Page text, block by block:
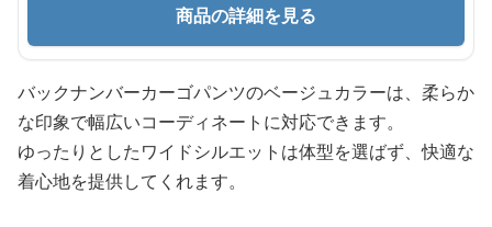
商品の詳細を見る
バックナンバーカーゴパンツのベージュカラーは、柔らか
な印象で幅広いコーディネートに対応できます。
ゆったりとしたワイドシルエットは体型を選ばず、快適な
着心地を提供してくれます。